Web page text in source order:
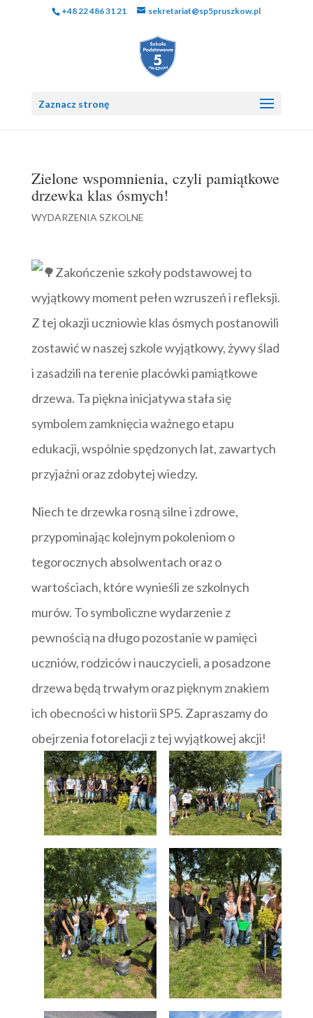
+48 22 486 31 21 sekretariat@sp5pruszkow.pl
Zaznacz stronę
Zielone wspomnienia, czyli pamiątkowe
drzewka klas ósmych!
WYDARZENIA SZKOLNE
Zakończenie szkoły podstawowej to
wyjątkowy moment pełen wzruszeń i refleksji.
Z tej okazji uczniowie klas ósmych postanowili
zostawić w naszej szkole wyjątkowy, żywy ślad
i zasadzili na terenie placówki pamiątkowe
drzewa. Ta piękna inicjatywa stała się
symbolem zamknięcia ważnego etapu
edukacji, wspólnie spędzonych lat, zawartych
przyjaźni oraz zdobytej wiedzy.
Niech te drzewka rosną silne i zdrowe,
przypominając kolejnym pokoleniom o
tegorocznych absolwentach oraz o
wartościach, które wynieśli ze szkolnych
murów. To symboliczne wydarzenie z
pewnością na długo pozostanie w pamięci
uczniów, rodziców i nauczycieli, a posadzone
drzewa będą trwałym oraz pięknym znakiem
ich obecności w historii SP5. Zapraszamy do
obejrzenia fotorelacji z tej wyjątkowej akcji!